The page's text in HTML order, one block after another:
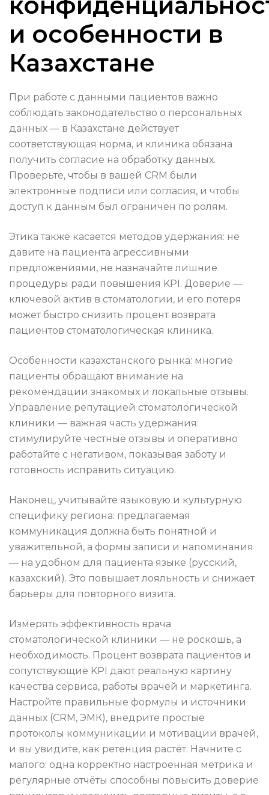
и особенности в
Казахстане
При работе с данными пациентов важно
соблюдать законодательство о персональных
данных — в Казахстане действует
соответствующая норма, и клиника обязана
получить согласие на обработку данных.
Проверьте, чтобы в вашей CRM были
электронные подписи или согласия, и чтобы
доступ к данным был ограничен по ролям.
Этика также касается методов удержания: не
давите на пациента агрессивными
предложениями, не назначайте лишние
процедуры ради повышения KPI. Доверие —
ключевой актив в стоматологии, и его потеря
может быстро снизить процент возврата
пациентов стоматологическая клиника.
Особенности казахстанского рынка: многие
пациенты обращают внимание на
рекомендации знакомых и локальные отзывы.
Управление репутацией стоматологической
клиники — важная часть удержания:
стимулируйте честные отзывы и оперативно
работайте с негативом, показывая заботу и
готовность исправить ситуацию.
Наконец, учитывайте языковую и культурную
специфику региона: предлагаемая
коммуникация должна быть понятной и
уважительной, а формы записи и напоминания
— на удобном для пациента языке (русский,
казахский). Это повышает лояльность и снижает
барьеры для повторного визита.
Измерять эффективность врача
стоматологической клиники — не роскошь, а
необходимость. Процент возврата пациентов и
сопутствующие KPI дают реальную картину
качества сервиса, работы врачей и маркетинга.
Настройте правильные формулы и источники
данных (CRM, ЭМК), внедрите простые
протоколы коммуникации и мотивации врачей,
и вы увидите, как ретенция растёт. Начните с
малого: одна корректно настроенная метрика и
регулярные отчёты способны повысить доверие